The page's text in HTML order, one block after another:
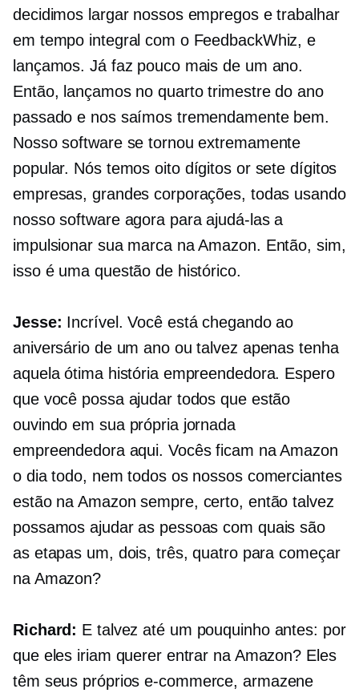
decidimos largar nossos empregos e trabalhar
em tempo integral com o FeedbackWhiz, e
lançamos. Já faz pouco mais de um ano.
Então, lançamos no quarto trimestre do ano
passado e nos saímos tremendamente bem.
Nosso software se tornou extremamente
popular. Nós temosoito dígitosor sete dígitos
empresas, grandes corporações, todas usando
nosso software agora para ajudá-las a
impulsionar sua marca na Amazon. Então, sim,
isso é uma questão de histórico.
Jesse: Incrível. Você está chegando ao
aniversário de um ano ou talvez apenas tenha
aquela ótima história empreendedora. Espero
que você possa ajudar todos que estão
ouvindo em sua própria jornada
empreendedora aqui. Vocês ficam na Amazon
o dia todo, nem todos os nossos comerciantes
estão na Amazon sempre, certo, então talvez
possamos ajudar as pessoas com quais são
as etapas um, dois, três, quatro para começar
na Amazon?
Richard: E talvez até um pouquinho antes: por
que eles iriam querer entrar na Amazon? Eles
têm seus própriose-commerce, armazene